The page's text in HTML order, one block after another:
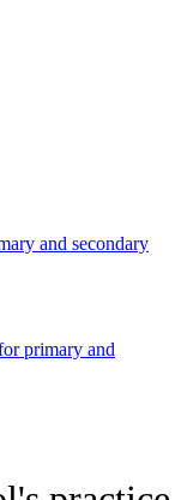
and secondary
primary and